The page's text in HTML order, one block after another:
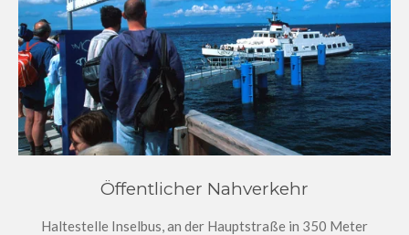
Öffentlicher Nahverkehr
Haltestelle Inselbus, an der Hauptstraße in 350 Meter